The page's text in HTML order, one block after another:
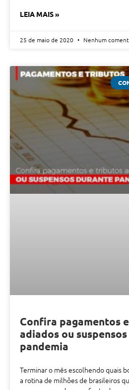
LEIA MAIS »
25 de maio de 2020 Nenhum
Confira pagamentos
adiados ou
pandemia
Terminar o mês escolhendo quais
a rotina de milhões de brasileiros